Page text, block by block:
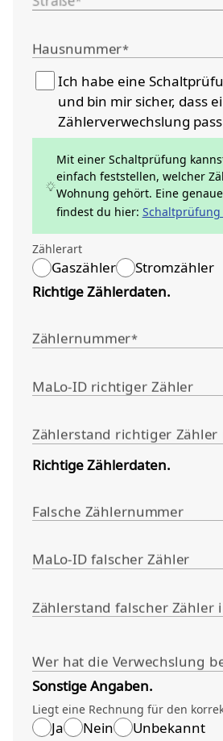
Hausnummer*
Ich habe eine
und bin mir sicher, dass
Zählerverwechslung
Mit einer Schaltprüfung
einfach feststellen, welcher
Wohnung gehört. Eine
findest du hier: Schaltprüfung
Zählerart
Gaszähler
Stromzähler
Richtige Zählerdaten.
Zählernummer*
MaLo-ID richtiger Zähler
Zählerstand richtiger Zähler
Richtige Zählerdaten.
Falsche Zählernummer
MaLo-ID falscher Zähler
Zählerstand falscher Zähler
Wer hat die Verwechslung
Sonstige Angaben.
Liegt eine Rechnung für den
Ja Nein Unbekannt